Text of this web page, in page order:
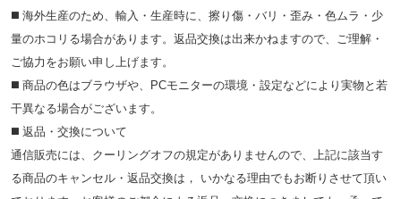
◼️ 海外⽣産のため、輸⼊・⽣産時に、擦り傷・バリ・歪み・色ムラ・少
量のホコリる場合があります。返品交換は出来かねますので、ご理解・
ご協⼒をお願い申し上げます。
◼️ 商品の⾊はブラウザや、PCモニターの環境・設定などにより実物と若
⼲異なる場合がございます。
◼️ 返品・交換について
通信販売には、クーリングオフの規定がありませんので、上記に該当す
る商品のキャンセル・返品交換は， いかなる理由でもお断りさせて頂い